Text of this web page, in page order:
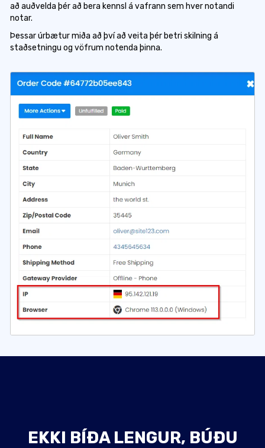
að auðvelda þér að bera kennsl á vafrann sem hver notandi
notar.
Þessar úrbætur miða að því að veita þér betri skilning á
staðsetningu og vöfrum notenda þinna.
EKKI BÍÐA LENGUR, BÚÐU